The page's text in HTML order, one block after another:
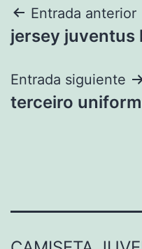
Navegación
de
entradas
Entrada anterior
jersey juventus
Entrada siguiente
terceiro